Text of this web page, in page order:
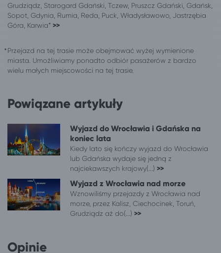
Suwałki
Wrocław
Świebodzin
Wrocław
Szczecin
Turek
Wrocław
Wałbrzych
Wrocław
Włocławek
Wrocław
Wrocław
Świnoujście
Wrocław
Mielenko, gm. Mielno
Wrocław
Paprotno, gm. Mielno
Wicie gm. Darłowo
Wrocław
Warszawa
Wrocław
Jelenia Góra
Wrocław
Stronie Śląskie
Mielno
Wrocław
Grudziądz, Starogard Gdański, Tczew, Pruszcz Gdański, Gdańsk,
Sopot, Gdynia, Rumia, Reda, Puck, Władysławowo, Jastrzębia
Góra, Karwia* >>
Przejazd na tej trasie może obejmować wyżej wymienione
miasta. Umożliwiamy ponadto odbiór pasażerów z bardzo
wielu małych miejscowości na tej trasie.
Powiązane artykuły
Wyjazd do Wrocławia i Gdańska na
koniec lata
Kiedy lato się kończy wyjazd do Wrocławia
lub Gdańska wydaje się jedną z
najciekawszych krajowy(...) >>
Wyjazd z Wrocławia nad morze
Wznowiliśmy przejazdy z Wrocławia nad
morze, przez Kalisz, Ciechocinek, Toruń,
Grudziądz aż do(...) >>
Opinie